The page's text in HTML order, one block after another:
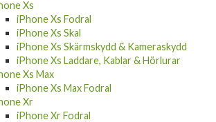
Xs
iPhone Xs Fodral
iPhone Xs Skal
iPhone Xs Skärmskydd & Kameraskydd
iPhone Xs Laddare, Kablar & Hörlurar
Xs Max
iPhone Xs Max Fodral
Xr
iPhone Xr Fodral